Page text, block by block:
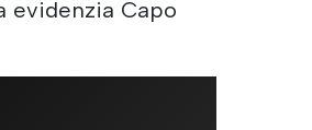
evidenzia Capo